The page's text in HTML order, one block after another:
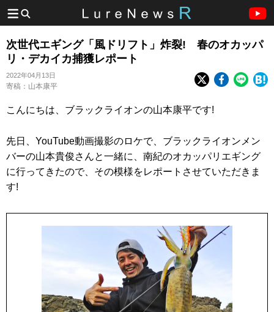
次世代エギング「風ドリフト」炸裂! 春のオカッパ
リ・デカイカ捕獲レポート
2022年04月13日
寄稿：山本康平
こんにちは、ブラックライオンの山本康平です!
先日、YouTube動画撮影のロケで、ブラックライオンメン
バーの山本貴俊さんと一緒に、南紀のオカッパリエギング
に行ってきたので、その模様をレポートさせていただきま
す!